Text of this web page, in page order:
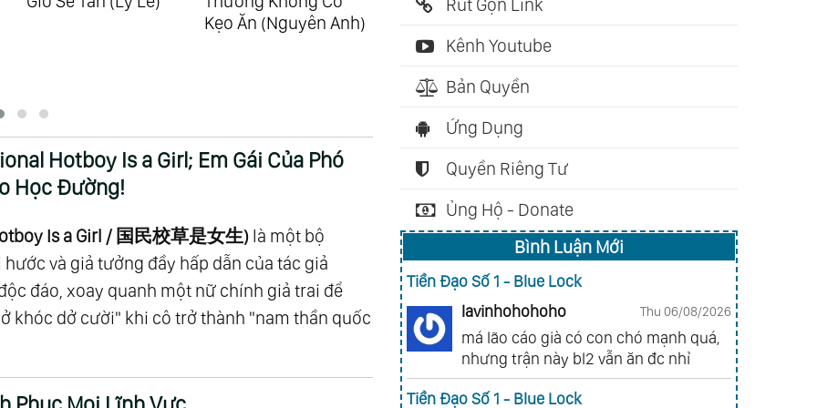
Chap 295
Chap 294
Chap 279
Chap 278
Chap 275
Chap 274
Chap 271
Chap 263
Chap 262
Chap 259
Chap 258
Chap 255
Chap 254
Chap 243
Kẹo Ăn (Nguyên Anh)
Hotboy Is a Girl; Em Gái Của Phó
Học Đường!
Is a Girl / 国民校草是女生) là một bộ
và giả tưởng đầy hấp dẫn của tác giả
đáo, xoay quanh một nữ chính giả trai để
khóc dở cười" khi cô trở thành "nam thần quốc
Kênh Youtube
Bản Quyền
Ứng Dụng
Quyền Riêng Tư
Ủng Hộ - Donate
Bình Luận Mới
Tiền Đạo Số 1 - Blue Lock
lavinhohohoho
Thu 06/08/2026
má lão cáo già có con chó mạnh quá,
nhưng trận này bl2 vẫn ăn đc nhỉ
Tiền Đạo Số 1 - Blue Lock